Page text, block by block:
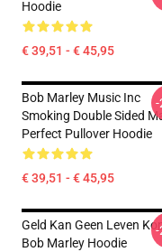
Hoodie
€ 39,51 - € 45,95
Bob Marley Music Inc
Smoking Double Sided
Perfect Pullover Hoodie
€ 39,51 - € 45,95
-
Geld Kan Geen Leven
Bob Marley Hoodie
-